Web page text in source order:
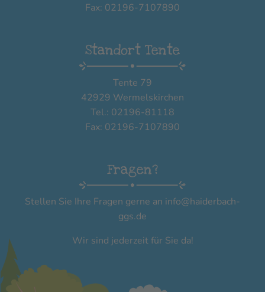
Fax: 02196-7107890
Standort Tente
Tente 79
42929 Wermelskirchen
Tel.: 02196-81118
Fax: 02196-7107890
Fragen?
Stellen Sie Ihre Fragen gerne an info@haiderbach-
ggs.de
Wir sind jederzeit für Sie da!